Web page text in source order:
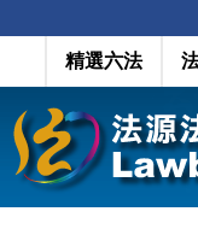
精選六法